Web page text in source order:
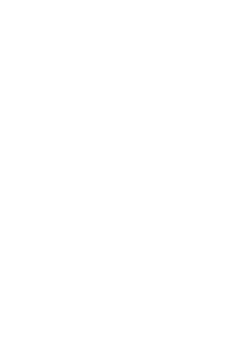
Na področju javnega
dve kršitvi na javnem
Prijeli pa so še tri
Pogostejše meritve